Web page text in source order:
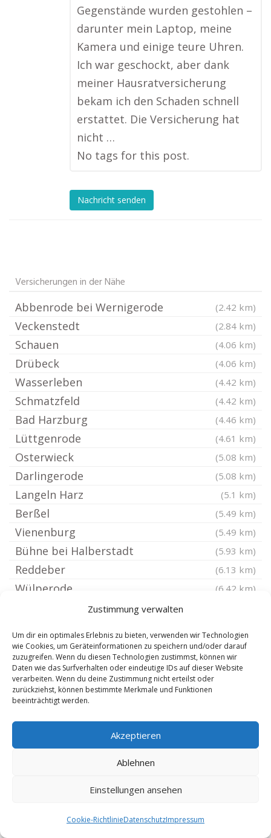
Zustimmung verwalten
Um dir ein optimales Erlebnis zu bieten, verwenden wir Technologien
wie Cookies, um Geräteinformationen zu speichern und/oder darauf
zuzugreifen. Wenn du diesen Technologien zustimmst, können wir
Daten wie das Surfverhalten oder eindeutige IDs auf dieser Website
verarbeiten. Wenn du deine Zustimmung nicht erteilst oder
zurückziehst, können bestimmte Merkmale und Funktionen
beeinträchtigt werden.
Akzeptieren
Ablehnen
Einstellungen ansehen
Cookie-RichtlinieDatenschutzImpressum
Gegenstände wurden gestohlen –
darunter mein Laptop, meine
Kamera und einige teure Uhren.
Ich war geschockt, aber dank
meiner Hausratversicherung
bekam ich den Schaden schnell
erstattet. Die Versicherung hat
nicht …
No tags for this post.
Nachricht senden
Versicherungen in der Nähe
Abbenrode bei Wernigerode (2.42 km)
Veckenstedt (2.84 km)
Schauen (4.06 km)
Drübeck (4.06 km)
Wasserleben (4.42 km)
Schmatzfeld (4.42 km)
Bad Harzburg (4.46 km)
Lüttgenrode (4.61 km)
Osterwieck (5.08 km)
Darlingerode (5.08 km)
Langeln Harz (5.1 km)
Berßel (5.49 km)
Vienenburg (5.49 km)
Bühne bei Halberstadt (5.93 km)
Reddeber (6.13 km)
Wülperode (6.42 km)
Rhoden bei Osterwieck (8.1 km)
Hornburg Kreis Wolfenbüttel (8.34 km)
Aue-Fallstein
Schierke am Brocken
Danstedt (9.23 km)
Goslar Hahnenklee Bockswiese
Derenburg